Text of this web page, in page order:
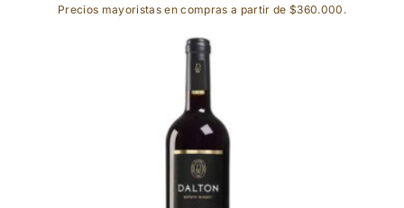
Precios mayoristas en compras a partir de $360.000.